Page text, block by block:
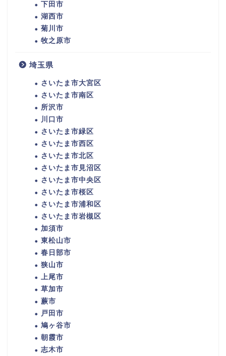
下田市
湖西市
菊川市
牧之原市
埼玉県
さいたま市大宮区
さいたま市南区
所沢市
川口市
さいたま市緑区
さいたま市西区
さいたま市北区
さいたま市見沼区
さいたま市中央区
さいたま市桜区
さいたま市浦和区
さいたま市岩槻区
加須市
東松山市
春日部市
狭山市
上尾市
草加市
蕨市
戸田市
鳩ヶ谷市
朝霞市
志木市